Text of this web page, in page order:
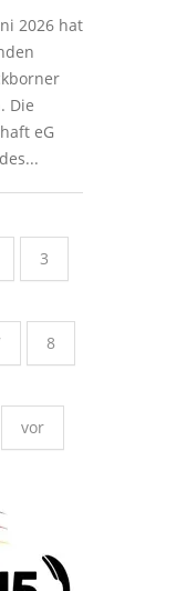
2026 hat
Die
eG
3
8
vor